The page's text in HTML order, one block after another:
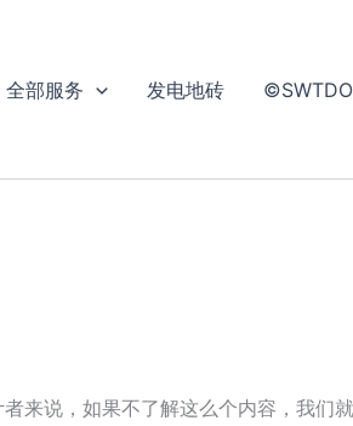
全部服务 发电地砖 ©SWTDO
来说，如果不了解这么个内容，我们